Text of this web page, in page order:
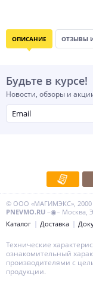
ОПИСАНИЕ ОТЗЫВЫ
Будьте в курсе!
Новости, обзоры и
© ООО «МАГИМЭКС», 2000
PNEVMO.RU –◉– Москва,
Каталог
Доставка
Технические
ознакомительный
производителями с
продукции.